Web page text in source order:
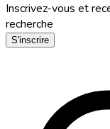
Inscrivez-vous et
recherche
S'inscrire